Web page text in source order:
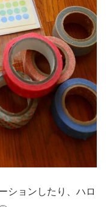
ションしたり、ハロ